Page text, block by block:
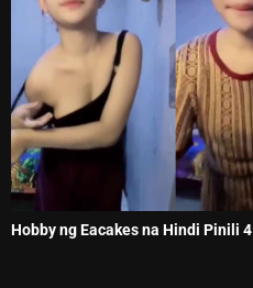
Hobby ng Eacakes na Hindi Pinili 4